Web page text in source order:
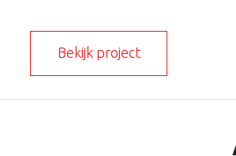
Bekijk project